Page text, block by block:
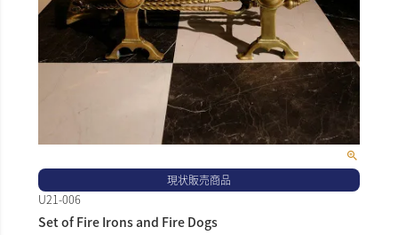
現状販売商品
U21-006
Set of Fire Irons and Fire Dogs